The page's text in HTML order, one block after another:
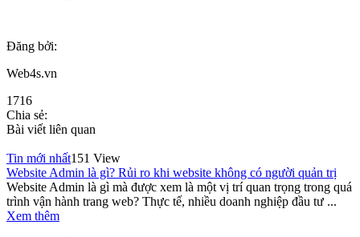
Đăng bởi:
Web4s.vn
1716
Chia sẻ:
Bài viết liên quan
Tin mới nhất151 View
Website Admin là gì? Rủi ro khi website không có người quản trị
Website Admin là gì mà được xem là một vị trí quan trọng trong quá
trình vận hành trang web? Thực tế, nhiều doanh nghiệp đầu tư ...
Xem thêm